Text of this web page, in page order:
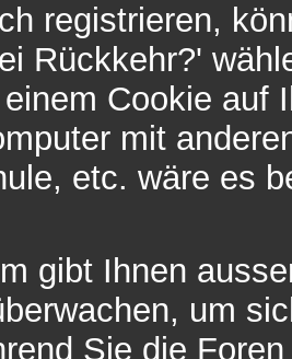
registrieren,
Rückkehr?'
Cookie auf
mit
etc. wäre es
gibt Ihnen
um
Sie die